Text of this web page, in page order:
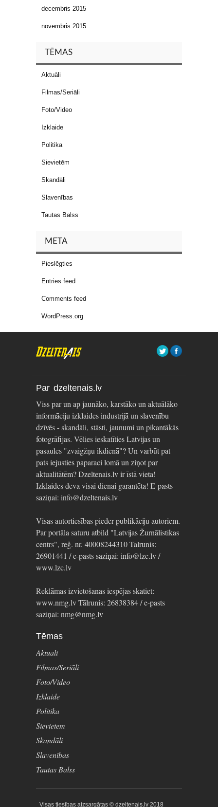
decembris 2015
novembris 2015
TĒMAS
Aktuāli
Filmas/Seriāli
Foto/Video
Izklaide
Politika
Sievietēm
Skandāli
Slavenības
Tautas Balss
META
Pieslēgties
Entries feed
Comments feed
WordPress.org
Par dzeltenais.lv
Viss par un ap jaunāko, karstāko un aktuālāko
informāciju izklaides industrijā un slavenību
dzīvēs - skandāli, stāsti, jaunumi un pikantākās
fotogrāfijas. Vēlies ieskatīties Latvijas un
pasaules "zvaigžņu ikdienā"? Un varbūt pat
pats iejusties paparaci lomā un ziņot par
aktualitātēm? Dzeltenais.lv ir īstā vieta!
Izklaides deva visai dienai garantēta! E-pasts
saziņai: info@dzeltenais.lv
Visas autortiesības pieder publikāciju autoriem.
Par portāla saturu atbild "Latvijas Žurnālistikas
centrs", reģ. nr. 40008244310 Tālrunis:
26901441 / e-pasts saziņai: info@lzc.lv /
www.lzc.lv
Reklāmas izvietošanas iespējas skatiet:
www.nmg.lv Tālrunis: 26838384 / e-pasts
saziņai: nmg@nmg.lv
Tēmas
Aktuāli
Filmas/Seriāli
Foto/Video
Izklaide
Politika
Sievietēm
Skandāli
Slavenības
Tautas Balss
Visas tiesības aizsargātas © dzeltenais.lv 2018